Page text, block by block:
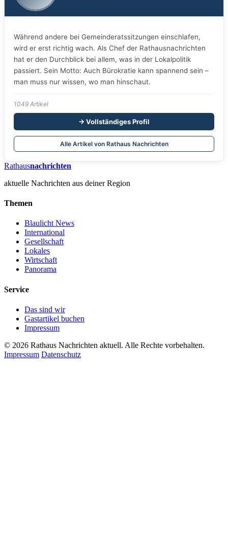
Während andere bei Gemeinderatssitzungen einschlafen,
wird er erst richtig wach. Als Chef der Rathausnachrichten
hat er den Durchblick bei allem, was in der Lokalpolitik
passiert. Sein Motto: Auch Bürokratie kann spannend sein –
man muss nur wissen, wo man hinschaut.
1049 Artikel
→ Vollständiges Profil
Alle Artikel von Rathaus Nachrichten
Rathausnachrichten
aktuelle Nachrichten aus deiner Region
Themen
Blaulicht News
International
Gesellschaft
Lokales
Wirtschaft
Panorama
Service
Das sind wir
Gastartikel buchen
Impressum
© 2026 Rathaus Nachrichten aktuell. Alle Rechte vorbehalten.
Impressum Datenschutz